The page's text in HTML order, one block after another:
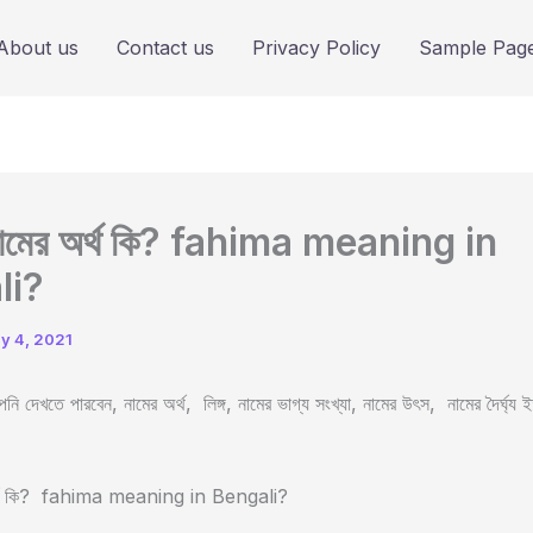
us Contact us Privacy Policy Sample
অর্থ কি? fahima meaning in
4, 2021
দেখতে পারবেন, নামের অর্থ, লিঙ্গ, নামের ভাগ্য সংখ্যা, নামের উৎস, নামের দৈর্ঘ্য
অর্থ কি? fahima meaning in Bengali?